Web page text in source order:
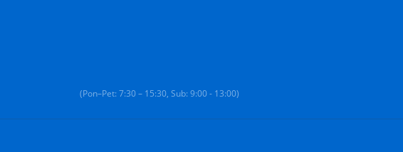
(Pon–Pet: 7:30 – 15:30, Sub: 9:00 - 13:00)